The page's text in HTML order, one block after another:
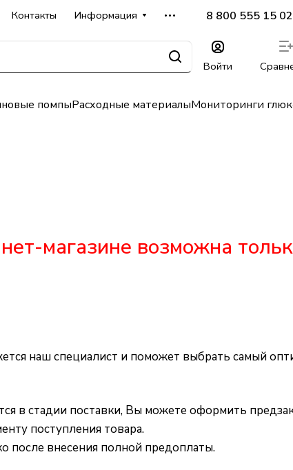
Контакты Информация 8 800 555 15 02
Войти
помпыРасходные материалыМониторинги
магазине возможна
наш специалист и поможет выбрать самый
в стадии поставки, Вы можете оформить
поступления товара.
после внесения полной предоплаты.